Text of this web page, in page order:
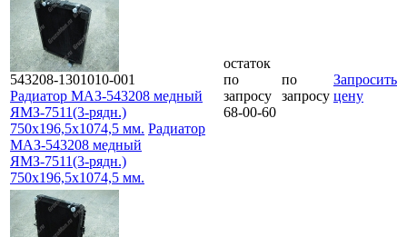
543208-1301010-001
Радиатор МАЗ-543208 медный
ЯМЗ-7511(3-рядн.)
750х196,5х1074,5 мм. Радиатор
МАЗ-543208 медный
ЯМЗ-7511(3-рядн.)
750х196,5х1074,5 мм.
остаток
по
запросу
68-00-60
по
запросу
Запросить
цену